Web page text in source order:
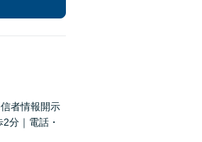
者情報開示
分｜電話・